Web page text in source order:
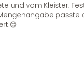
und vom Kleister.
passte